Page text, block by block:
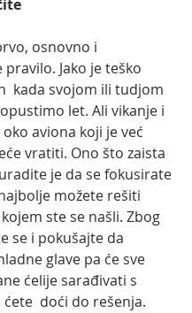
osnovno i
pravilo. Jako je teško
kada svojom ili tudjom
let. Ali vikanje i
aviona koji je već
vratiti. Ono što zaista
je da se fokusirate
možete rešiti
ste se našli. Zbog
se i pokušajte da
glave pa će sve
ćelije sarađivati s
ćete  doći do rešenja.